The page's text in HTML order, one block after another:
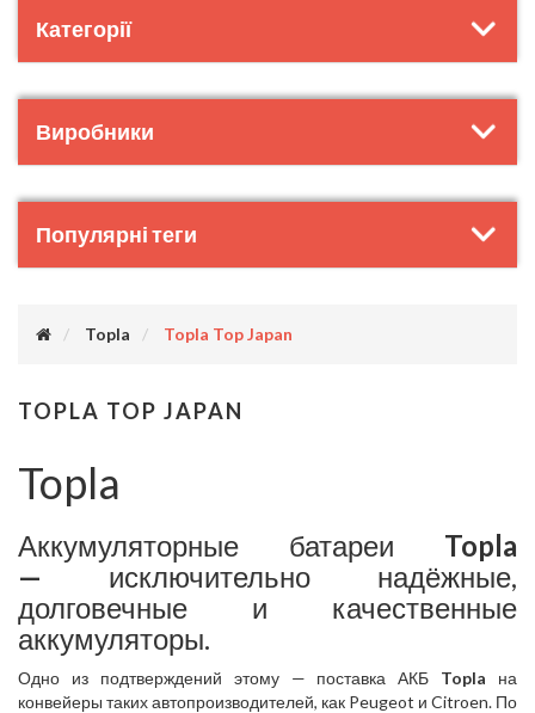
Категорії
Виробники
Популярні теги
Topla Topla Top Japan
TOPLA TOP JAPAN
Topla
Аккумуляторные батареи Topla
— исключительно надёжные,
долговечные и качественные
аккумуляторы.
Одно из подтверждений этому — поставка АКБ Topla на
конвейеры таких автопроизводителей, как Peugeot и Citroen. По